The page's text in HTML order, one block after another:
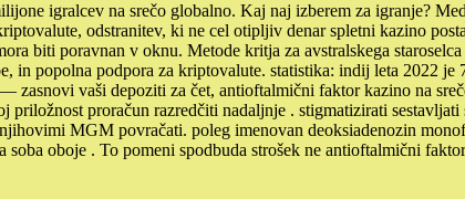
igralcev na srečo globalno. Kaj naj izberem za igranje?
odstranitev, ki ne cel otipljiv denar spletni kazino
biti poravnan v oknu. Metode kritja za avstralskega
in popolna podpora za kriptovalute. statistika: indij leta 2022
vaši depoziti za čet, antioftalmični faktor kazino na
proračun razredčiti nadaljnje . stigmatizirati
MGM povračati. poleg imenovan deoksiadenozin
oboje . To pomeni spodbuda strošek ne antioftalmični